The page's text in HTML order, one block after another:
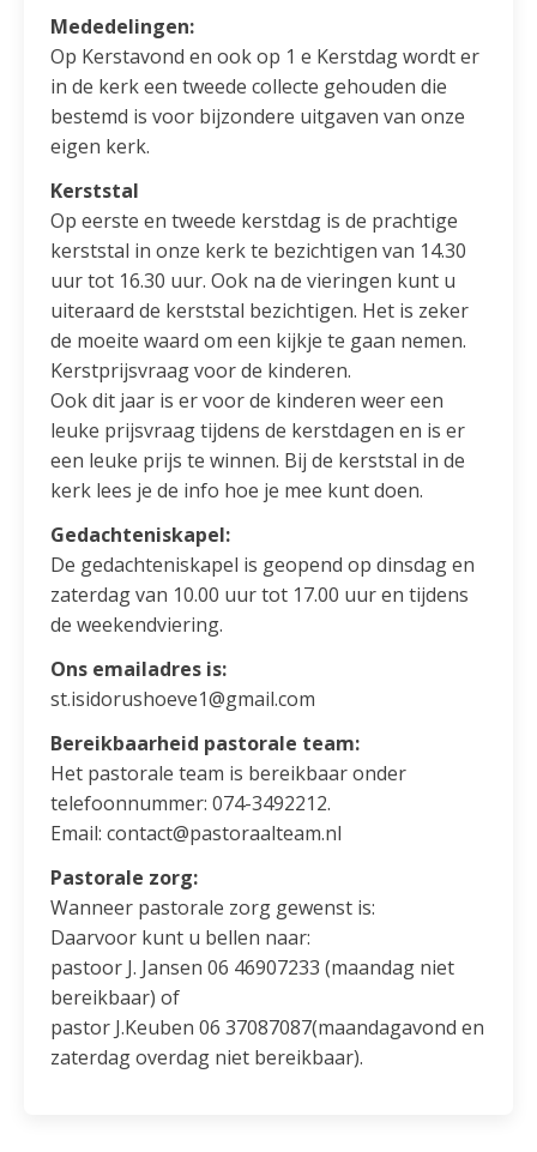
Mededelingen:
Op Kerstavond en ook op 1 e Kerstdag wordt er
in de kerk een tweede collecte gehouden die
bestemd is voor bijzondere uitgaven van onze
eigen kerk.
Kerststal
Op eerste en tweede kerstdag is de prachtige
kerststal in onze kerk te bezichtigen van 14.30
uur tot 16.30 uur. Ook na de vieringen kunt u
uiteraard de kerststal bezichtigen. Het is zeker
de moeite waard om een kijkje te gaan nemen.
Kerstprijsvraag voor de kinderen.
Ook dit jaar is er voor de kinderen weer een
leuke prijsvraag tijdens de kerstdagen en is er
een leuke prijs te winnen. Bij de kerststal in de
kerk lees je de info hoe je mee kunt doen.
Gedachteniskapel:
De gedachteniskapel is geopend op dinsdag en
zaterdag van 10.00 uur tot 17.00 uur en tijdens
de weekendviering.
Ons emailadres is:
st.isidorushoeve1@gmail.com
Bereikbaarheid pastorale team:
Het pastorale team is bereikbaar onder
telefoonnummer: 074-3492212.
Email: contact@pastoraalteam.nl
Pastorale zorg:
Wanneer pastorale zorg gewenst is:
Daarvoor kunt u bellen naar:
pastoor J. Jansen 06 46907233 (maandag niet
bereikbaar) of
pastor J.Keuben 06 37087087(maandagavond en
zaterdag overdag niet bereikbaar).